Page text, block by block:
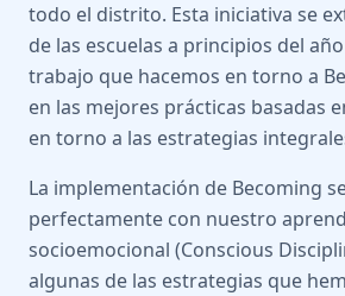
todo el distrito. Esta iniciativa se
de las escuelas a principios del
trabajo que hacemos en torno a
en las mejores prácticas basadas
en torno a las estrategias
La implementación de Becoming
perfectamente con nuestro
socioemocional (Conscious
algunas de las estrategias que